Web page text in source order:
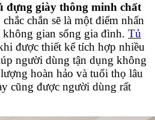
đựng giày thông minh chất
chắc chắn sẽ là một điểm nhấn
gian sống gia đình. Tủ
được thiết kế tích hợp nhiều
người dùng tận dụng không
hoàn hảo và tuổi thọ lâu
cũng được người dùng rất